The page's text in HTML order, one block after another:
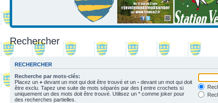
Rechercher
RECHERCHER
Recherche par mots-clés:
Placez un + devant un mot qui doit être trouvé et un - devant un mot qui doit
être exclu. Tapez une suite de mots séparés par des | entre crochets si
uniquement un des mots doit être trouvé. Utilisez un * comme joker pour
des recherches partielles.